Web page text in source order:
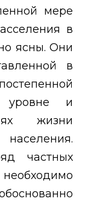
мере
в
ясны. Они
в
уровне и
жизни
частных